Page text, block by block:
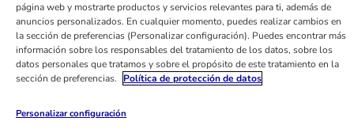
página web y mostrarte productos y servicios relevantes para ti, además de
anuncios personalizados. En cualquier momento, puedes realizar cambios en
la sección de preferencias (Personalizar configuración). Puedes encontrar más
información sobre los responsables del tratamiento de los datos, sobre los
datos personales que tratamos y sobre el propósito de este tratamiento en la
sección de preferencias.
Política de protección de datos
Personalizar configuración